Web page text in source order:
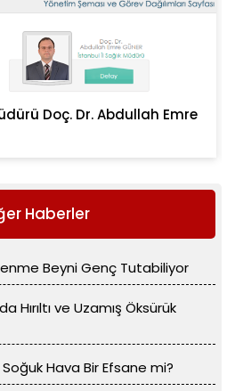
Doç. Dr. Abdullah Emre
Haberler
Beyni Genç Tutabiliyor
Hırıltı ve Uzamış Öksürük
Hava Bir Efsane mi?